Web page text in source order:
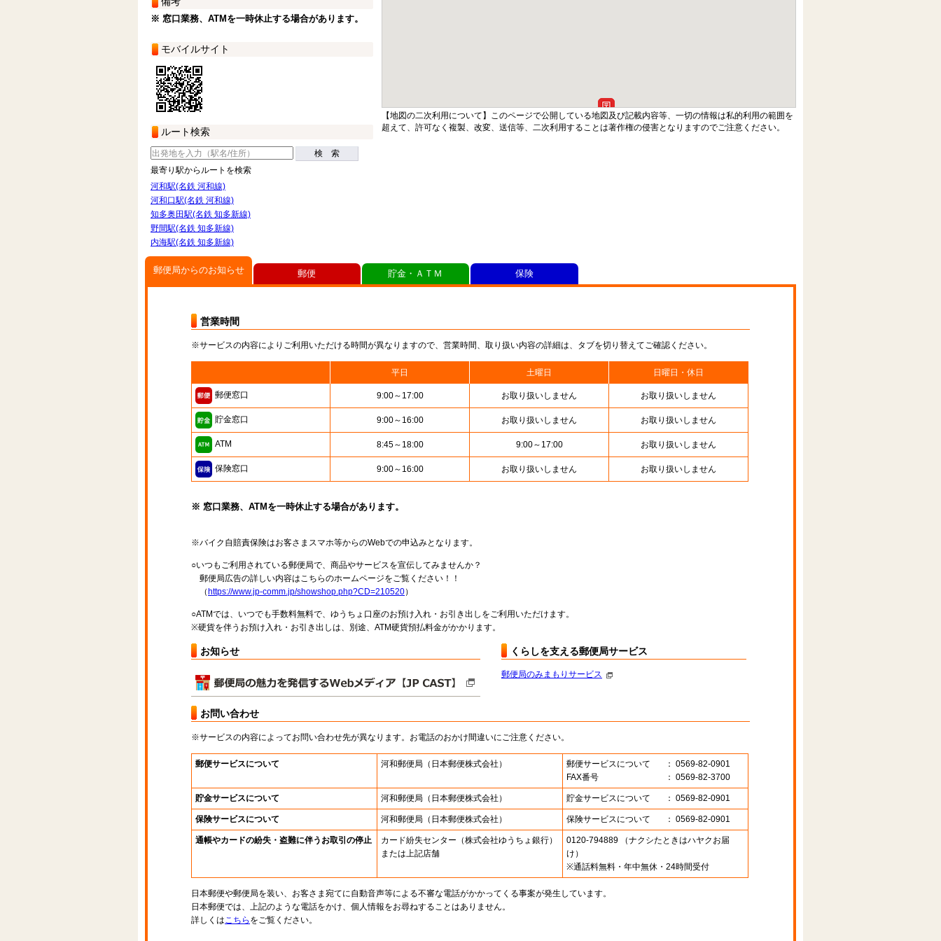
※ 窓口業務、ATMを一時休止する場合があります。
モバイルサイト
ルート検索
検 索
最寄り駅からルートを検索
河和駅(名鉄 河和線)
河和口駅(名鉄 河和線)
知多奥田駅(名鉄 知多新線)
野間駅(名鉄 知多新線)
内海駅(名鉄 知多新線)
【地図の二次利用について】このページで公開している地図及び記載内容等、一切の情報は私的利用の範囲を
超えて、許可なく複製、改変、送信等、二次利用することは著作権の侵害となりますのでご注意ください。
郵便局からのお知らせ
営業時間
※サービスの内容によりご利用いただける時間が異なりますので、営業時間、取り扱い内容の詳細は、タブを切り替えてご確認ください。
平日 土曜日 日曜日・休日
郵便窓口 9:00～17:00 お取り扱いしません お取り扱いしません
貯金窓口 9:00～16:00 お取り扱いしません お取り扱いしません
ATM 8:45～18:00 9:00～17:00 お取り扱いしません
保険窓口 9:00～16:00 お取り扱いしません お取り扱いしません
※ 窓口業務、ATMを一時休止する場合があります。
※バイク自賠責保険はお客さまスマホ等からのWebでの申込みとなります。
○いつもご利用されている郵便局で、商品やサービスを宣伝してみませんか？
郵便局広告の詳しい内容はこちらのホームページをご覧ください！！
（ https://www.jp-comm.jp/showshop.php?CD=210520）
○ATMでは、いつでも手数料無料で、ゆうちょ口座のお預け入れ・お引き出しをご利用いただけます。
※硬貨を伴うお預け入れ・お引き出しは、別途、ATM硬貨預払料金がかかります。
お知らせ くらしを支える郵便局サービス
郵便局のみまもりサービス
お問い合わせ
※サービスの内容によってお問い合わせ先が異なります。お電話のおかけ間違いにご注意ください。
郵便サービスについて 河和郵便局 （日本郵便株式会社） 郵便サービスについて
： 0569-82-0901
FAX番号
： 0569-82-3700
貯金サービスについて 河和郵便局 （日本郵便株式会社） 貯金サービスについて ： 0569-82-0901
保険サービスについて 河和郵便局 （日本郵便株式会社） 保険サービスについて ： 0569-82-0901
通帳やカードの紛失・盗難に伴うお取引の停止 カード紛失センター （株式会社ゆうちょ銀行）
または上記店舗
0120-794889 （ナクシたときはハヤクお届
け）
※通話料無料・年中無休・24時間受付
日本郵便や郵便局を装い、お客さま宛てに自動音声等による不審な電話がかかってくる事案が発生しています。
日本郵便では、上記のような電話をかけ、個人情報をお尋ねすることはありません。
詳しくはこちら をご覧ください。
郵便 貯金・ＡＴＭ 保険